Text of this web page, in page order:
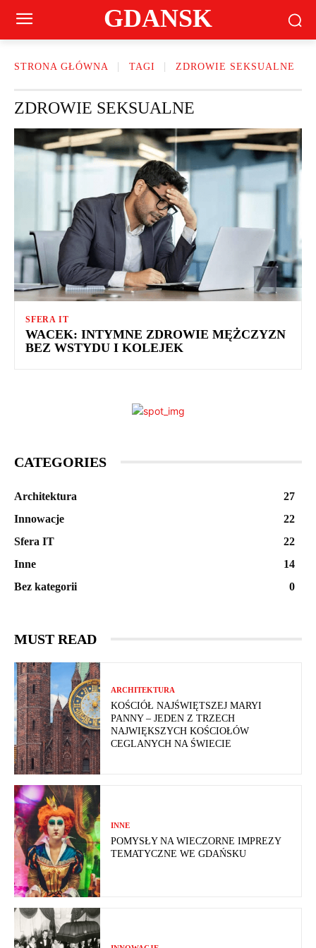
GDANSK
STRONA GŁÓWNA TAGI ZDROWIE SEKSUALNE
ZDROWIE SEKSUALNE
SFERA IT
WACEK: INTYMNE ZDROWIE MĘŻCZYZN
BEZ WSTYDU I KOLEJEK
CATEGORIES
Architektura
27
Innowacje
22
Sfera IT
22
Inne
14
Bez kategorii
0
MUST READ
ARCHITEKTURA
KOŚCIÓŁ NAJŚWIĘTSZEJ MARYI
PANNY – JEDEN Z TRZECH
NAJWIĘKSZYCH KOŚCIOŁÓW
CEGLANYCH NA ŚWIECIE
INNE
POMYSŁY NA WIECZORNE IMPREZY
TEMATYCZNE WE GDAŃSKU